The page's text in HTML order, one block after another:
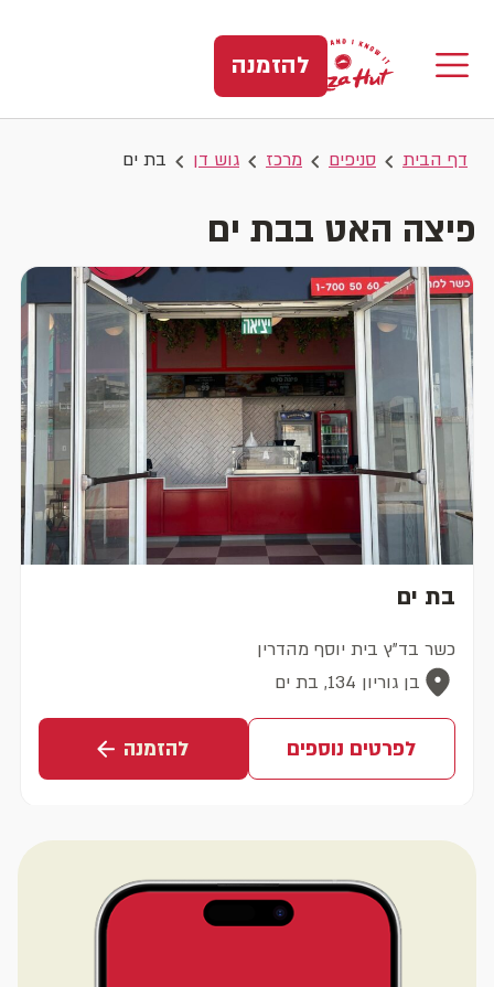
להזמנה
דף הבית סניפים מרכז גוש דן בת ים
פיצה האט בבת ים
בת ים
כשר בד"ץ בית יוסף מהדרין
בן גוריון 134, בת ים
לפרטים נוספים להזמנה